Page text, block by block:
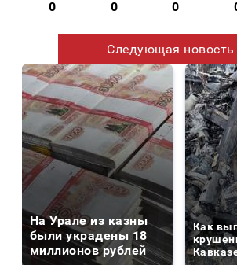
0 0 0
Следующая новость
На Урале из казны
были украдены 18
миллионов рублей
Как